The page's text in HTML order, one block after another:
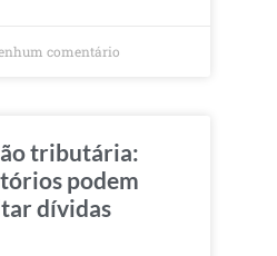
comentário
tributária:
podem
dívidas